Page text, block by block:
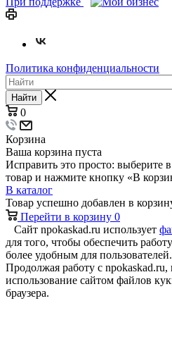
Политика конфиденциальности
Найти
0
Корзина
Ваша корзина пуста
Исправить это просто: выберите
товар и нажмите кнопку «В
В каталог
Товар успешно добавлен в
Перейти в корзину 0
Сайт npokaskad.ru использует
для того, чтобы обеспечить
более удобным для пользователей.
Продолжая работу с
использование сайтом файлов
браузера.